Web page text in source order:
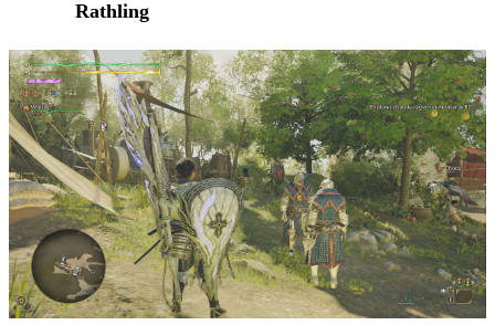
Rathling